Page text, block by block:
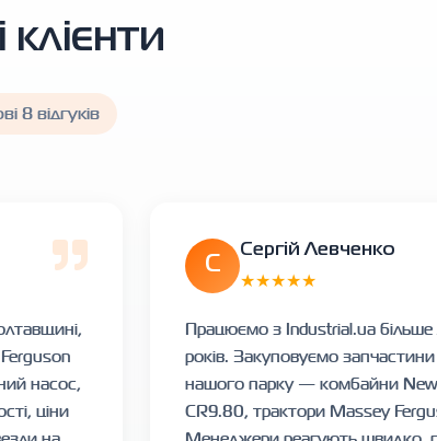
8 відгуків
насос,
ціни
С
Сергій Левченко
★★★★★
Працюємо з Industrial.ua більше
років. Закуповуємо
нашого парку — комбайни
CR9.80, трактори Massey